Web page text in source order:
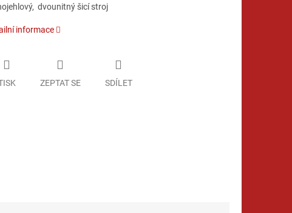
dvounitný šicí stroj
informace
ZEPTAT SE SDÍLET